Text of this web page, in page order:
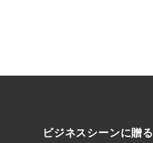
ビジネスシーンに贈る